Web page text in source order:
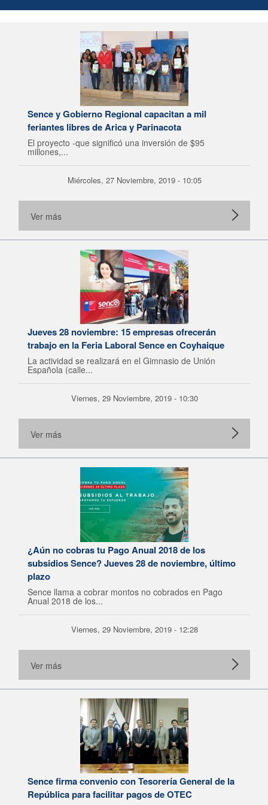
Sence y Gobierno Regional capacitan a mil
feriantes libres de Arica y Parinacota
El proyecto -que significó una inversión de $95
millones,...
Miércoles, 27 Noviembre, 2019 - 10:05
Ver más
Jueves 28 noviembre: 15 empresas ofrecerán
trabajo en la Feria Laboral Sence en Coyhaique
La actividad se realizará en el Gimnasio de Unión
Española (calle...
Viernes, 29 Noviembre, 2019 - 10:30
Ver más
¿Aún no cobras tu Pago Anual 2018 de los
subsidios Sence? Jueves 28 de noviembre, último
plazo
Sence llama a cobrar montos no cobrados en Pago
Anual 2018 de los...
Viernes, 29 Noviembre, 2019 - 12:28
Ver más
Sence firma convenio con Tesorería General de la
República para facilitar pagos de OTEC